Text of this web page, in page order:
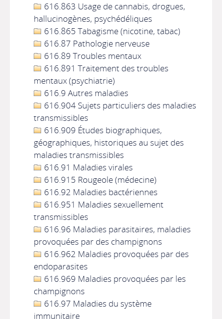
616.863 Usage de cannabis, drogues,
hallucinogènes, psychédéliques
616.865 Tabagisme (nicotine, tabac)
616.87 Pathologie nerveuse
616.89 Troubles mentaux
616.891 Traitement des troubles
mentaux (psychiatrie)
616.9 Autres maladies
616.904 Sujets particuliers des maladies
transmissibles
616.909 Études biographiques,
géographiques, historiques au sujet des
maladies transmissibles
616.91 Maladies virales
616.915 Rougeole (médecine)
616.92 Maladies bactériennes
616.951 Maladies sexuellement
transmissibles
616.96 Maladies parasitaires, maladies
provoquées par des champignons
616.962 Maladies provoquées par des
endoparasites
616.969 Maladies provoquées par les
champignons
616.97 Maladies du système
immunitaire